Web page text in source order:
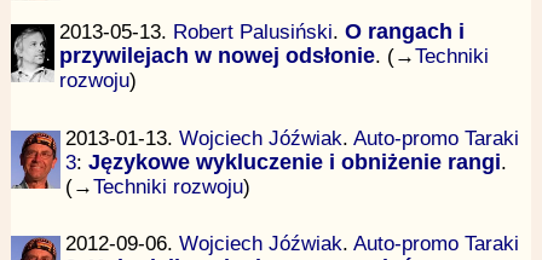
2013-05-13. Robert Palusiński. O rangach i
przywilejach w nowej odsłonie. (→Techniki
rozwoju)
2013-01-13. Wojciech Jóźwiak. Auto-promo Taraki
3: Językowe wykluczenie i obniżenie rangi.
(→Techniki rozwoju)
2012-09-06. Wojciech Jóźwiak. Auto-promo Taraki